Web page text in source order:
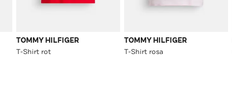
TOMMY HILFIGER
T-Shirt rot
TOMMY HILFIGER
T-Shirt rosa